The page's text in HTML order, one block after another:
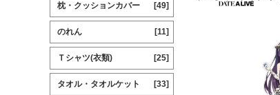
枕・クッションカバー [49]
のれん [11]
Ｔシャツ(衣類) [25]
タオル・タオルケット [33]